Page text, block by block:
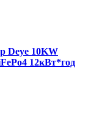
Deye 10KW
12кВт*год